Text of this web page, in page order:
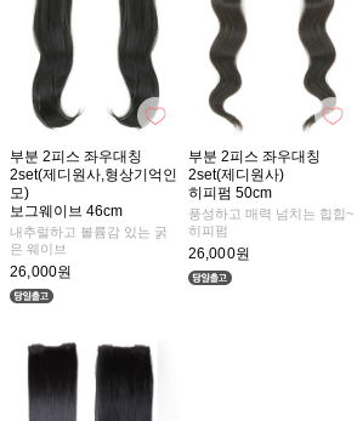
부분 2피스 좌우대칭
2set(제디원사,형상기억인
모)
보그웨이브 46cm
내추럴하고 볼륨감 있는 굵
은 웨이브
26,000원
부분 2피스 좌우대칭
2set(제디원사)
히피펌 50cm
풍성하고 매력 넘치는 힙힙~
히피펌
26,000원